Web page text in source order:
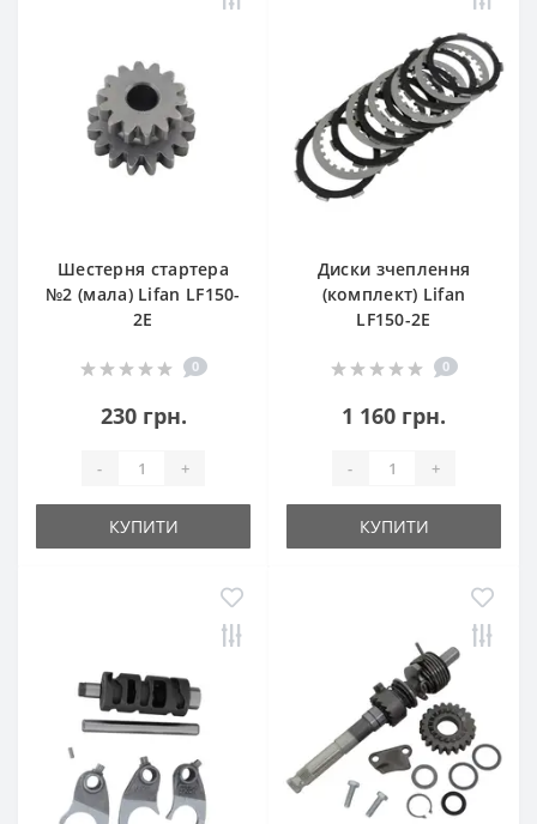
Шестерня стартера
№2 (мала) Lifan LF150-
2E
0
230 грн.
- +
КУПИТИ
Диски зчеплення
(комплект) Lifan
LF150-2E
0
1 160 грн.
- +
КУПИТИ